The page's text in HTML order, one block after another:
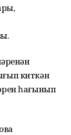
киткән
һағынып